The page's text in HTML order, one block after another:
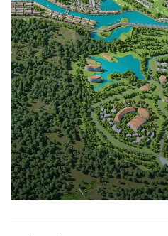
Tổng biên tập: Nguyễn Ngọc Toàn
Phó tổng biên tập thường trực: Hải
Phó tổng biên tập: Lâm Hiếu Dũng
Phó tổng biên tập: Trần Việt Hưng
Tổng thư ký tòa soạn: Đức Trung
Giấy phép xuất bản số 110/GP -
© 2003-2026 Bản quyền thuộc về
dưới mọi hình thức nếu không có
Phát triển bởi ePi Technologies,